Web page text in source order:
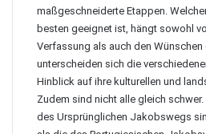
maßgeschneiderte Etappen.
besten geeignet ist, hängt sowohl
Verfassung als auch den Wünschen
unterscheiden sich die
Hinblick auf ihre kulturellen und
Zudem sind nicht alle gleich
des Ursprünglichen Jakobswegs